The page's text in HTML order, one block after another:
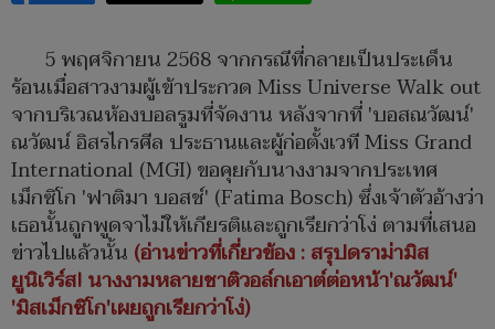
5 พฤศจิกายน 2568 จากกรณีที่กลายเป็นประเด็น
ร้อนเมื่อสาวงามผู้เข้าประกวด Miss Universe Walk out
จากบริเวณห้องบอลรูมที่จัดงาน หลังจากที่ 'บอสณวัฒน์'
ณวัฒน์ อิสรไกรศีล ประธานและผู้ก่อตั้งเวที Miss Grand
International (MGI) ขอคุยกับนางงามจากประเทศ
เม็กซิโก 'ฟาติมา บอสช์' (Fatima Bosch) ซึ่งเจ้าตัวอ้างว่า
เธอนั้นถูกพูดจาไม่ให้เกียรติและถูกเรียกว่าโง่ ตามที่เสนอ
ข่าวไปแล้วนั้น (อ่านข่าวที่เกี่ยวข้อง : สรุปดราม่ามิส
ยูนิเวิร์ส! นางงามหลายชาติวอล์กเอาต์ต่อหน้า'ณวัฒน์'
'มิสเม็กซิโก'เผยถูกเรียกว่าโง่)